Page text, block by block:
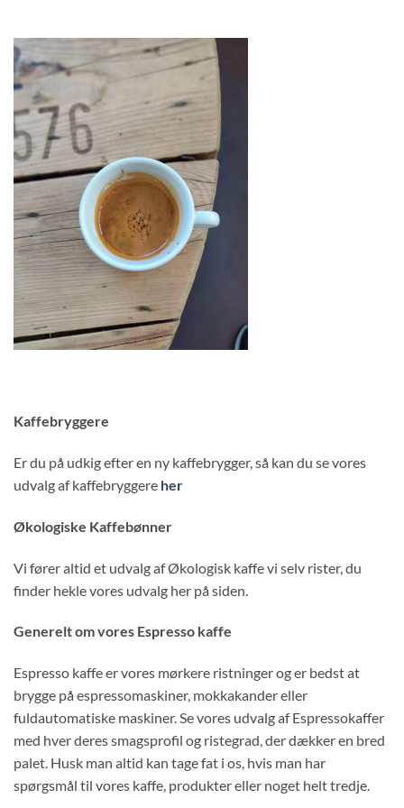
Kaffebryggere
Er du på udkig efter en ny kaffebrygger, så kan du se vores
udvalg af kaffebryggere her
Økologiske Kaffebønner
Vi fører altid et udvalg af Økologisk kaffe vi selv rister, du
finder hekle vores udvalg her på siden.
Generelt om vores Espresso kaffe
Espresso kaffe er vores mørkere ristninger og er bedst at
brygge på espressomaskiner, mokkakander eller
fuldautomatiske maskiner. Se vores udvalg af Espressokaffer
med hver deres smagsprofil og ristegrad, der dækker en bred
palet. Husk man altid kan tage fat i os, hvis man har
spørgsmål til vores kaffe, produkter eller noget helt tredje.